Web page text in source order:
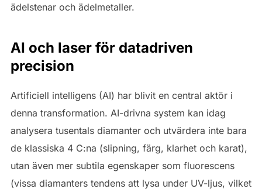
ädelstenar och ädelmetaller.
AI och laser för datadriven
precision
Artificiell intelligens (AI) har blivit en central aktör i
denna transformation. AI-drivna system kan idag
analysera tusentals diamanter och utvärdera inte bara
de klassiska 4 C:na (slipning, färg, klarhet och karat),
utan även mer subtila egenskaper som fluorescens
(vissa diamanters tendens att lysa under UV-ljus, vilket